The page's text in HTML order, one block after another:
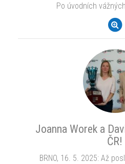
Po úvodních
Joanna Worek a
ČR!
BRNO, 16. 5. 2025: Až